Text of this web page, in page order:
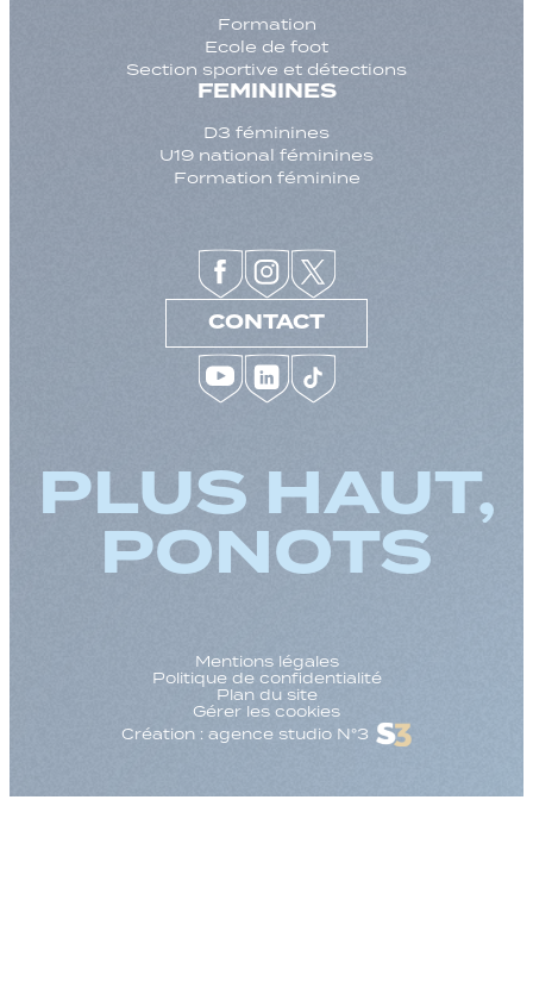
Formation
Ecole de foot
Section sportive et détections
FEMININES
D3 féminines
U19 national féminines
Formation féminine
CONTACT
PLUS HAUT,
PONOTS
Mentions légales
Politique de confidentialité
Plan du site
Gérer les cookies
Création : agence studio N°3